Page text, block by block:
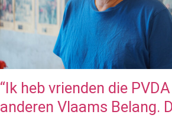
“Ik heb vrienden die
anderen Vlaams Belang.